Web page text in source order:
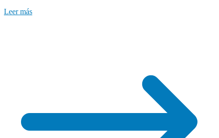
Leer más